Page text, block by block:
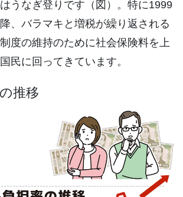
はうなぎ登りです（図）。特に1999
、バラマキと増税が繰り返される
度の維持のために社会保険料を上
民に回ってきています。
推移